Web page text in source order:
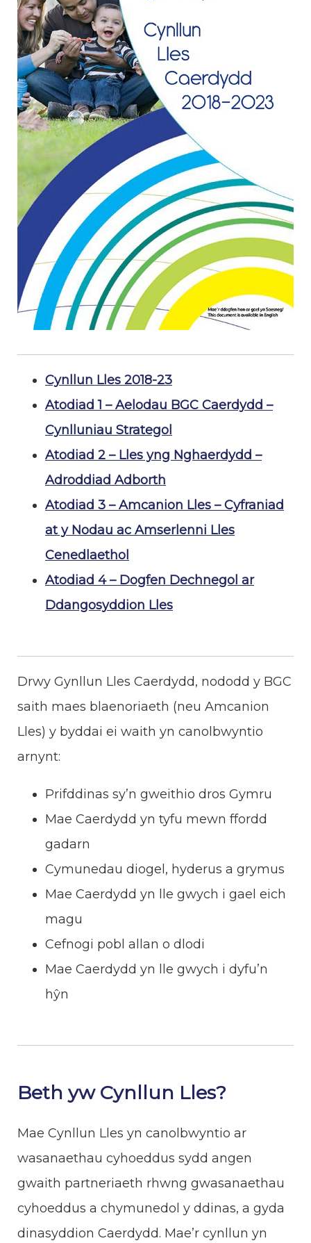
Cynllun Lles 2018-23
Atodiad 1 – Aelodau BGC Caerdydd –
Cynlluniau Strategol
Atodiad 2 – Lles yng Nghaerdydd –
Adroddiad Adborth
Atodiad 3 – Amcanion Lles – Cyfraniad
at y Nodau ac Amserlenni Lles
Cenedlaethol
Atodiad 4 – Dogfen Dechnegol ar
Ddangosyddion Lles
Drwy Gynllun Lles Caerdydd, nododd y BGC
saith maes blaenoriaeth (neu Amcanion
Lles) y byddai ei waith yn canolbwyntio
arnynt:
Prifddinas sy’n gweithio dros Gymru
Mae Caerdydd yn tyfu mewn ffordd
gadarn
Cymunedau diogel, hyderus a grymus
Mae Caerdydd yn lle gwych i gael eich
magu
Cefnogi pobl allan o dlodi
Mae Caerdydd yn lle gwych i dyfu’n
hŷn
Beth yw Cynllun Lles?
Mae Cynllun Lles yn canolbwyntio ar
wasanaethau cyhoeddus sydd angen
gwaith partneriaeth rhwng gwasanaethau
cyhoeddus a chymunedol y ddinas, a gyda
dinasyddion Caerdydd. Mae’r cynllun yn